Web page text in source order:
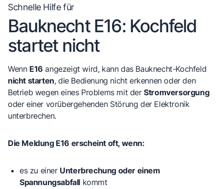
Schnelle Hilfe für
Bauknecht E16: Kochfeld
startet nicht
Wenn E16 angezeigt wird, kann das Bauknecht-Kochfeld
nicht starten, die Bedienung nicht erkennen oder den
Betrieb wegen eines Problems mit derStromversorgung
oder einer vorübergehenden Störung der Elektronik
unterbrechen.
Die Meldung E16 erscheint oft, wenn:
es zu einer Unterbrechung oder einem
Spannungsabfall kommt